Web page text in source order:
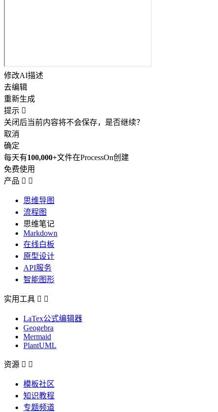
修改AI描述
去编辑
重新生成
提示 
关闭后当前内容将不会保存，是否继续？
取消
确定
每天有100,000+文件在ProcessOn创建
免费使用
产品  
思维导图
流程图
思维笔记
Markdown
在线白板
原型设计
API服务
智能图形
实用工具  
LaTex公式编辑器
Geogebra
Mermaid
PlantUML
资源  
模板社区
知识教程
专题频道